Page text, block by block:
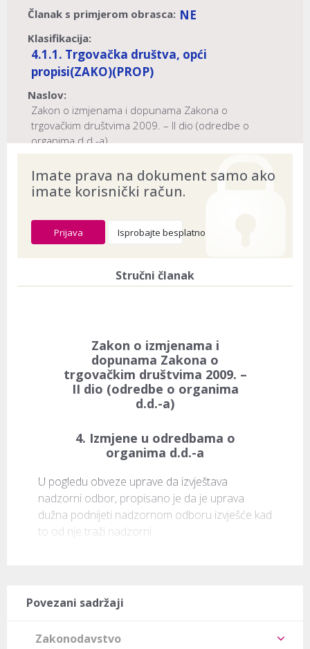
Članak s primjerom obrasca: NE
Klasifikacija:
4.1.1. Trgovačka društva, opći
propisi(ZAKO)(PROP)
Naslov:
Zakon o izmjenama i dopunama Zakona o
trgovačkim društvima 2009. – II dio (odredbe o
organima d.d.-a)
Imate prava na dokument samo ako
imate korisnički račun.
Prijava Isprobajte besplatno
Stručni članak
Zakon o izmjenama i
dopunama Zakona o
trgovačkim društvima 2009. –
II dio (odredbe o organima
d.d.-a)
4. Izmjene u odredbama o
organima d.d.-a
U pogledu obveze uprave da izvještava
nadzorni odbor, propisano je da je uprava
dužna podnijeti nadzornom odboru izvješće kad
to od nje traži nadzorni
Povezani sadržaji
Zakonodavstvo